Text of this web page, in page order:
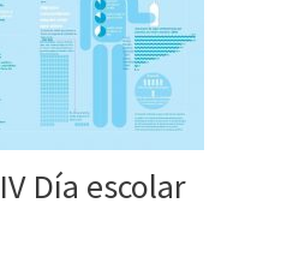
Día escolar